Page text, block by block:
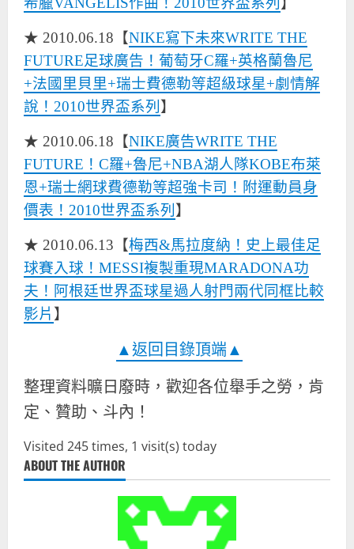
★ 2010.06.18【NIKE寫下未來WRITE THE
FUTURE足球廣告！葡萄牙C羅+英格蘭魯尼
+法國里貝里+瑞士費德勒等超級球星+劇情解
說！2010世界盃系列 】
★ 2010.06.18【NIKE廣告WRITE THE
FUTURE！C羅+魯尼+NBA湖人隊KOBE布萊
恩+瑞士網球費德勒等超強卡司！附運動員身
價表！2010世界盃系列 】
★ 2010.06.13【梅西&馬拉度納！史上最佳足
球賽入球！MESSI複製重現MARADONA功
夫！阿根廷世界盃球星過人射門兩代同框比較
影片 】
▲返回目錄頂端▲
整理資料曠日廢時，歡迎各位舉手之勞，肯
定、贊助、斗內！
Visited 245 times, 1 visit(s) today
ABOUT THE AUTHOR